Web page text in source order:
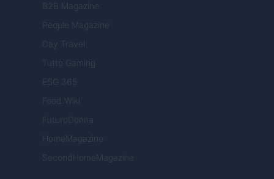
B2B Magazine
People Magazine
Day Travel
Tutto Gaming
ESG 365
Food Wiki
FuturoDonna
HomeMagazine
SecondHomeMagazine